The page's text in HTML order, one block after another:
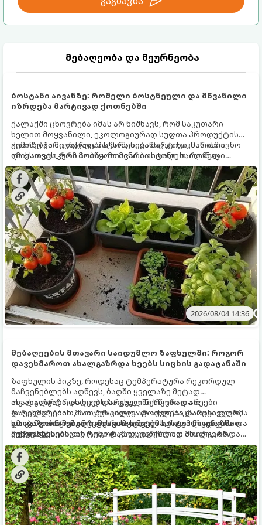
მებაღეობა და მეურნეობა
ბოსტანი აივანზე: რომელი ბოსტნეული და მწვანილი
იზრდება მარტივად ქოთნებში
ქალაქში ცხოვრება იმას არ ნიშნავს, რომ საკუთარი
ხელით მოყვანილი, ეკოლოგიურად სუფთა პროდუქტის
გემოზე უარი თქვათ. პატარა აივანიც კი საკმარისია
იმისათვის, რომ მოიწყოთ მინი-ბოსტანი, საიდანაც
ყოველდღიურად ახალ, არომატულ მწვანილსა და
ბოსტნეულს მოკრეფთ.
ქოთნებში მცენარეების მოშენება მარტივი, სასიამოვნო
და ესთეტიკური ჰობია. მთავარია იცოდეთ, რომელი
კულტურები ეგუებიან ქოთნის პირობებს ყველაზე კარგად
და როგორ მოუაროთ მათ სწორად.
2026/08/04 14:36
მებაღეების მთავარი საიდუმლო ზაფხულში: როგორ
დავეხმაროთ ახალგაზრდა ხეებს სიცხის გადატანაში
ზაფხულის პიკზე, როდესაც ტემპერატურა რეკორდულ
მაჩვენებლებს აღწევს, ბაღში ყველაზე მეტად
ახალგაზრდა, ახლად დარგული ნერგები და ხეები
ზარალდებიან. მათ ჯერ კიდევ არ აქვთ საკმარისად ღრმა
და განვითარებული ფესვთა სისტემა, რათა ნიადაგის
ქვედა ფენებიდან ტენი დამოუკიდებლად მოიპოვონ.
თუ ახალგაზრდა ხეებს ზაფხულში სწორად არ
დავეხმარებით, მათ შესაძლოა ფოთლები დასცვივდეთ,
ხმობა დაიწყონ ან ზამთრის ყინვებს სუსტი ორგანიზმით
შეხვდნენ.
გთავაზობთ მებაღეების გამოცდილ საიდუმლოებებსა და
ოქროს წესებს, თუ როგორ გადავარჩინოთ ახალგაზრდა
ხეები ზაფხულის სიცხეში: